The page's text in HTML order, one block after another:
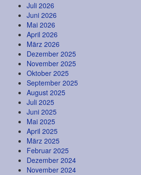
Juli 2026
Juni 2026
Mai 2026
April 2026
März 2026
Dezember 2025
November 2025
Oktober 2025
September 2025
August 2025
Juli 2025
Juni 2025
Mai 2025
April 2025
März 2025
Februar 2025
Dezember 2024
November 2024